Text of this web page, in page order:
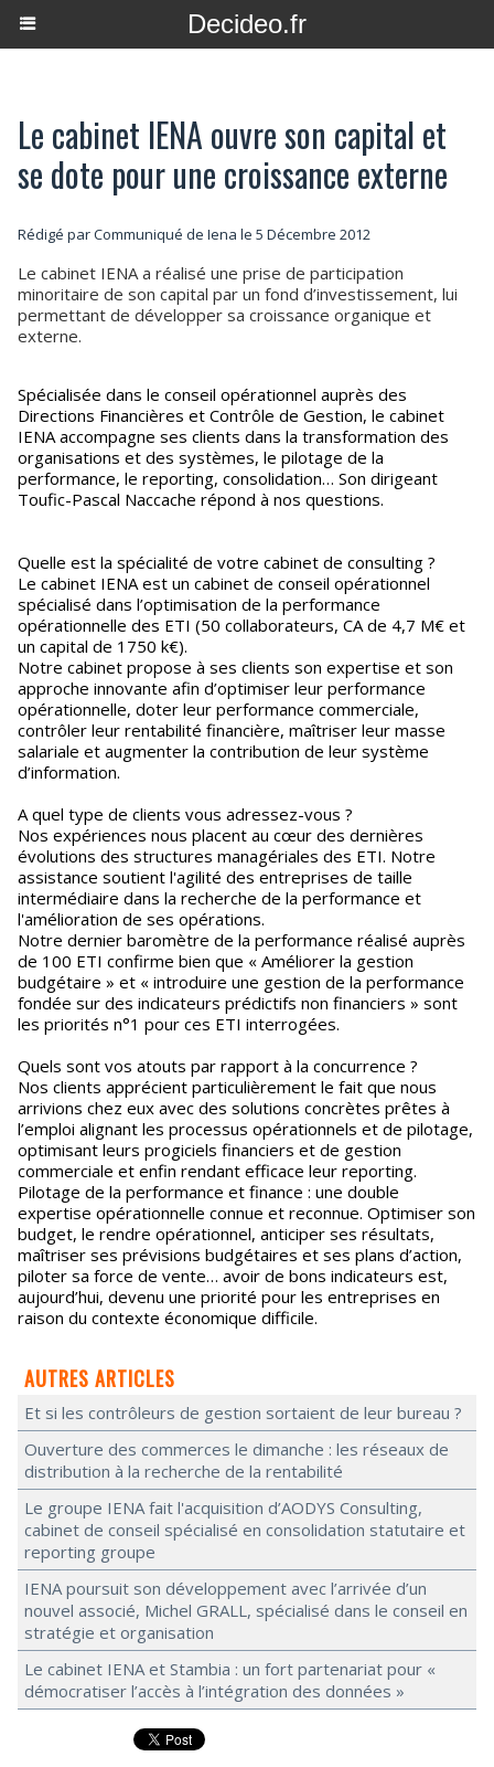
Decideo.fr
Le cabinet IENA ouvre son capital et
se dote pour une croissance externe
Rédigé par Communiqué de Iena le 5 Décembre 2012
Le cabinet IENA a réalisé une prise de participation
minoritaire de son capital par un fond d’investissement, lui
permettant de développer sa croissance organique et
externe.
Spécialisée dans le conseil opérationnel auprès des
Directions Financières et Contrôle de Gestion, le cabinet
IENA accompagne ses clients dans la transformation des
organisations et des systèmes, le pilotage de la
performance, le reporting, consolidation… Son dirigeant
Toufic-Pascal Naccache répond à nos questions.
Quelle est la spécialité de votre cabinet de consulting ?
Le cabinet IENA est un cabinet de conseil opérationnel
spécialisé dans l’optimisation de la performance
opérationnelle des ETI (50 collaborateurs, CA de 4,7 M€ et
un capital de 1750 k€).
Notre cabinet propose à ses clients son expertise et son
approche innovante afin d’optimiser leur performance
opérationnelle, doter leur performance commerciale,
contrôler leur rentabilité financière, maîtriser leur masse
salariale et augmenter la contribution de leur système
d’information.
A quel type de clients vous adressez-vous ?
Nos expériences nous placent au cœur des dernières
évolutions des structures managériales des ETI. Notre
assistance soutient l'agilité des entreprises de taille
intermédiaire dans la recherche de la performance et
l'amélioration de ses opérations.
Notre dernier baromètre de la performance réalisé auprès
de 100 ETI confirme bien que « Améliorer la gestion
budgétaire » et « introduire une gestion de la performance
fondée sur des indicateurs prédictifs non financiers » sont
les priorités n°1 pour ces ETI interrogées.
Quels sont vos atouts par rapport à la concurrence ?
Nos clients apprécient particulièrement le fait que nous
arrivions chez eux avec des solutions concrètes prêtes à
l’emploi alignant les processus opérationnels et de pilotage,
optimisant leurs progiciels financiers et de gestion
commerciale et enfin rendant efficace leur reporting.
Pilotage de la performance et finance : une double
expertise opérationnelle connue et reconnue. Optimiser son
budget, le rendre opérationnel, anticiper ses résultats,
maîtriser ses prévisions budgétaires et ses plans d’action,
piloter sa force de vente… avoir de bons indicateurs est,
aujourd’hui, devenu une priorité pour les entreprises en
raison du contexte économique difficile.
AUTRES ARTICLES
Et si les contrôleurs de gestion sortaient de leur bureau ?
Ouverture des commerces le dimanche : les réseaux de
distribution à la recherche de la rentabilité
Le groupe IENA fait l'acquisition d’AODYS Consulting,
cabinet de conseil spécialisé en consolidation statutaire et
reporting groupe
IENA poursuit son développement avec l’arrivée d’un
nouvel associé, Michel GRALL, spécialisé dans le conseil en
stratégie et organisation
Le cabinet IENA et Stambia : un fort partenariat pour «
démocratiser l’accès à l’intégration des données »